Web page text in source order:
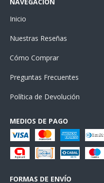
Inicio
Nuestras Reseñas
Cómo Comprar
Preguntas Frecuentes
Política de Devolución
MEDIOS DE PAGO
FORMAS DE ENVÍO